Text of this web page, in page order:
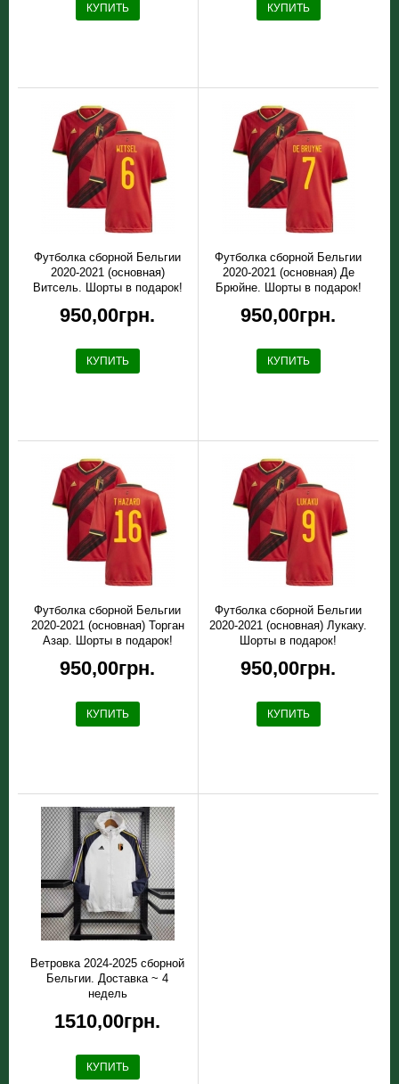
КУПИТЬ КУПИТЬ
Футболка сборной Бельгии
2020-2021 (основная)
Витсель. Шорты в подарок!
950,00грн.
КУПИТЬ
Футболка сборной Бельгии
2020-2021 (основная) Де
Брюйне. Шорты в подарок!
950,00грн.
КУПИТЬ
Футболка сборной Бельгии
2020-2021 (основная) Торган
Азар. Шорты в подарок!
950,00грн.
КУПИТЬ
Футболка сборной Бельгии
2020-2021 (основная) Лукаку.
Шорты в подарок!
950,00грн.
КУПИТЬ
Ветровка 2024-2025 сборной
Бельгии. Доставка ~ 4
недель
1510,00грн.
КУПИТЬ